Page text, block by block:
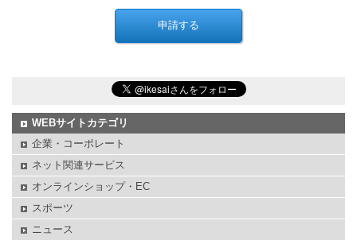
WEBサイトカテゴリ
企業・コーポレート
ネット関連サービス
オンラインショップ・EC
スポーツ
ニュース